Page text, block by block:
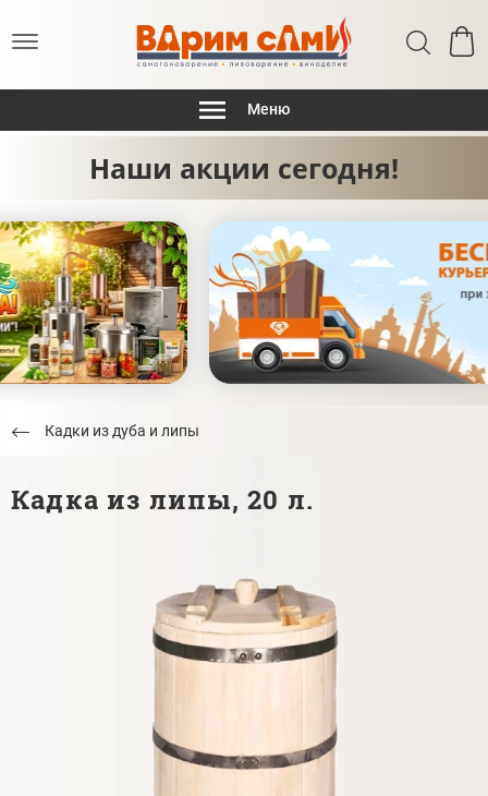
Меню
Наши акции сегодня!
Кадки из дуба и липы
Кадка из липы, 20 л.